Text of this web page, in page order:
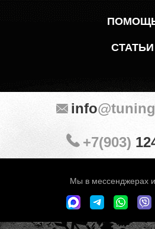
СТАТЬИ
Мы в мессенджерах и
info
+7(903)